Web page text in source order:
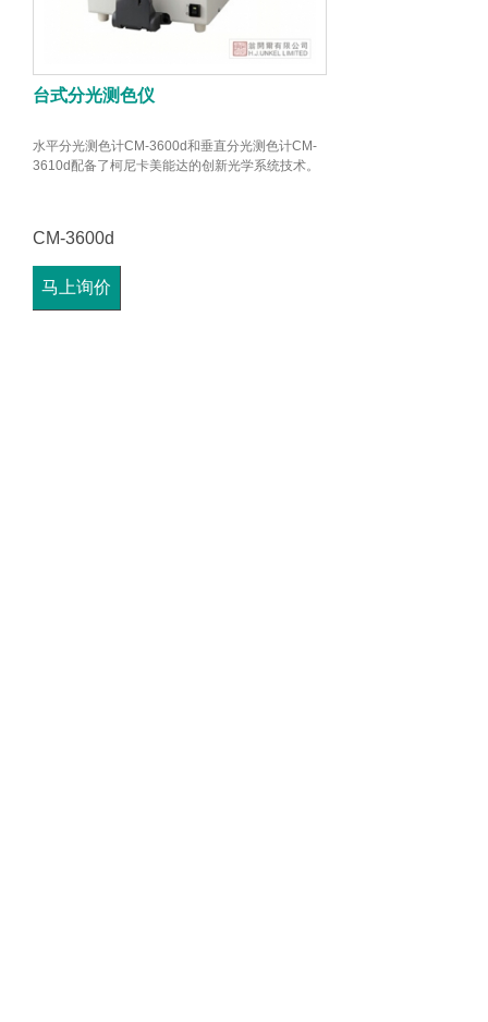
台式分光测色仪
水平分光测色计CM-3600d和垂直分光测色计CM-
3610d配备了柯尼卡美能达的创新光学系统技术。
CM-3600d
马上询价